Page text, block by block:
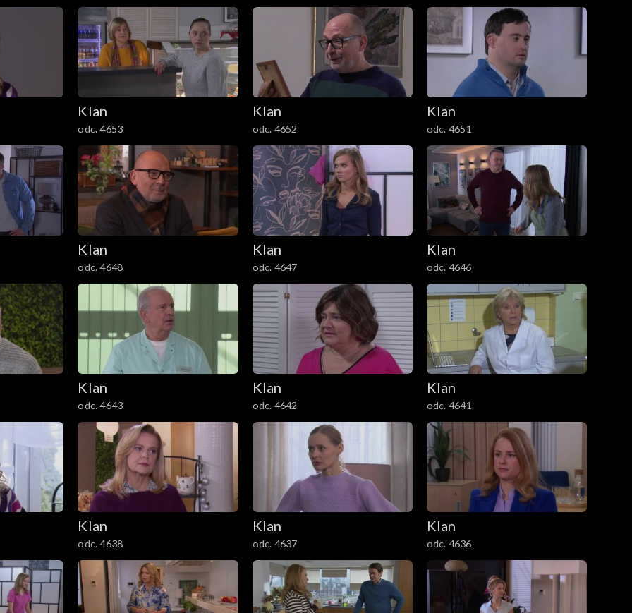
Klan
odc. 4653
Klan
odc. 4652
Klan
odc. 4651
Klan
odc. 4648
Klan
odc. 4647
Klan
odc. 4646
Klan
odc. 4643
Klan
odc. 4642
Klan
odc. 4641
Klan
odc. 4638
Klan
odc. 4637
Klan
odc. 4636